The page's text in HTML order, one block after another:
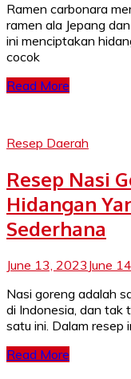
Ramen carbonara
ramen ala Jepang
ini menciptakan
cocok
Read More
Resep Daerah
Resep Nasi
Hidangan
Sederhana
June 13, 2023 June
Nasi goreng adalah
di Indonesia, dan tak
satu ini. Dalam resep
Read More